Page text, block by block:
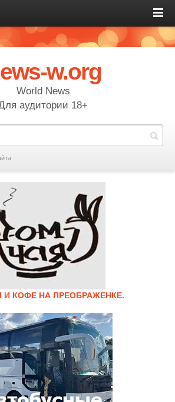
w.org
World News
аудитории 18+
И КОФЕ НА ПРЕОБРАЖЕНКЕ.